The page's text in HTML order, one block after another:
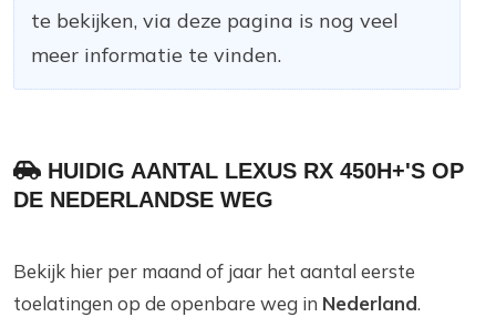
te bekijken, via deze pagina is nog veel
meer informatie te vinden.
HUIDIG AANTAL LEXUS RX 450H+'S OP
DE NEDERLANDSE WEG
Bekijk hier per maand of jaar het aantal eerste
toelatingen op de openbare weg in Nederland.